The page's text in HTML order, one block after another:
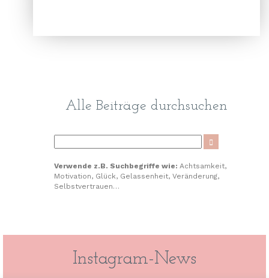
Alle Beiträge durchsuchen
Verwende z.B. Suchbegriffe wie: Achtsamkeit,
Motivation, Glück, Gelassenheit, Veränderung,
Selbstvertrauen…
Instagram-News